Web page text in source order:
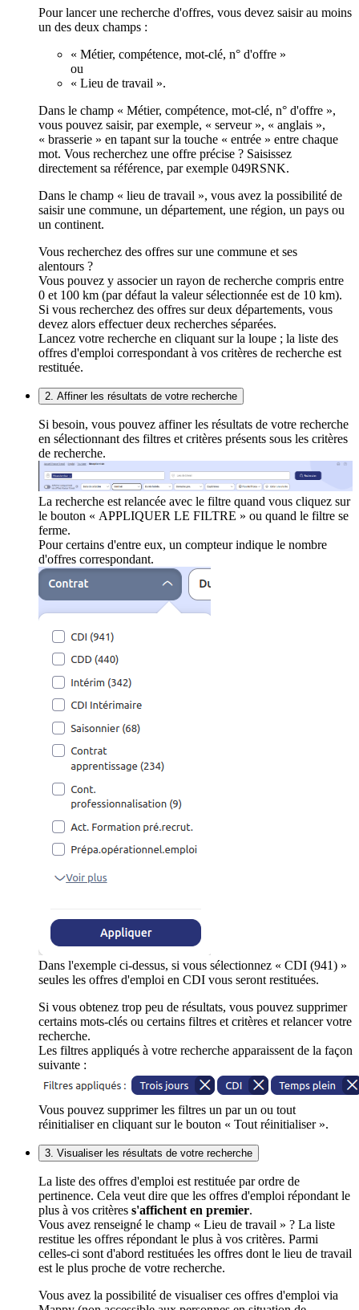
Pour lancer une recherche d'offres, vous devez saisir au moins
un des deux champs :
« Métier, compétence, mot-clé, n° d'offre »
ou
« Lieu de travail ».
Dans le champ « Métier, compétence, mot-clé, n° d'offre »,
vous pouvez saisir, par exemple, « serveur », « anglais »,
« brasserie » en tapant sur la touche « entrée » entre chaque
mot. Vous recherchez une offre précise ? Saisissez
directement sa référence, par exemple 049RSNK.
Dans le champ « lieu de travail », vous avez la possibilité de
saisir une commune, un département, une région, un pays ou
un continent.
Vous recherchez des offres sur une commune et ses
alentours ?
Vous pouvez y associer un rayon de recherche compris entre
0 et 100 km (par défaut la valeur sélectionnée est de 10 km).
Si vous recherchez des offres sur deux départements, vous
devez alors effectuer deux recherches séparées.
Lancez votre recherche en cliquant sur la loupe ; la liste des
offres d'emploi correspondant à vos critères de recherche est
restituée.
2. Affiner les résultats de votre recherche
Si besoin, vous pouvez affiner les résultats de votre recherche
en sélectionnant des filtres et critères présents sous les critères
de recherche.
La recherche est relancée avec le filtre quand vous cliquez sur
le bouton « APPLIQUER LE FILTRE » ou quand le filtre se
ferme.
Pour certains d'entre eux, un compteur indique le nombre
d'offres correspondant.
Dans l'exemple ci-dessus, si vous sélectionnez « CDI (941) »
seules les offres d'emploi en CDI vous seront restituées.
Si vous obtenez trop peu de résultats, vous pouvez supprimer
certains mots-clés ou certains filtres et critères et relancer votre
recherche.
Les filtres appliqués à votre recherche apparaissent de la façon
suivante :
Vous pouvez supprimer les filtres un par un ou tout
réinitialiser en cliquant sur le bouton « Tout réinitialiser ».
3. Visualiser les résultats de votre recherche
La liste des offres d'emploi est restituée par ordre de
pertinence. Cela veut dire que les offres d'emploi répondant le
plus à vos critères s'affichent en premier.
Vous avez renseigné le champ « Lieu de travail » ? La liste
restitue les offres répondant le plus à vos critères. Parmi
celles-ci sont d'abord restituées les offres dont le lieu de travail
est le plus proche de votre recherche.
Vous avez la possibilité de visualiser ces offres d'emploi via